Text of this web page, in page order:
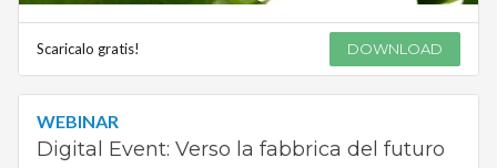
Scaricalo gratis! DOWNLOAD
WEBINAR
Digital Event: Verso la fabbrica del futuro